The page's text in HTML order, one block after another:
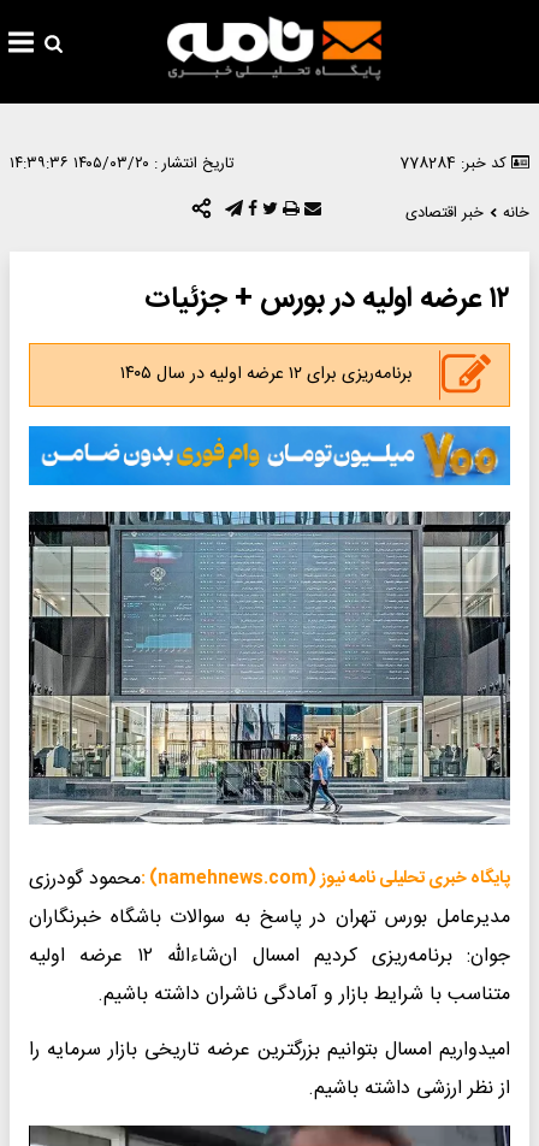
کد خبر: 778284 تاریخ انتشار : ۱۴۰۵/۰۳/۲۰ ۱۴:۳۹:۳۶
خانه
خبر اقتصادی
۱۲ عرضه اولیه در بورس + جزئیات
برنامه‌ریزی برای ۱۲ عرضه اولیه در سال ۱۴۰۵
پایگاه خبری تحلیلی نامه نیوز (namehnews.com) :
محمود گودرزی
مدیرعامل بورس تهران در پاسخ به سوالات باشگاه خبرنگاران
جوان: برنامه‌ریزی کردیم امسال ان‌شاءالله ۱۲ عرضه اولیه
متناسب با شرایط بازار و آمادگی ناشران داشته باشیم.
امیدواریم امسال بتوانیم بزرگترین عرضه تاریخی بازار سرمایه را
از نظر ارزشی داشته باشیم.